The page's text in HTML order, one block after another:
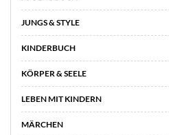
JUNGS & STYLE
KINDERBUCH
KÖRPER & SEELE
LEBEN MIT KINDERN
MÄRCHEN